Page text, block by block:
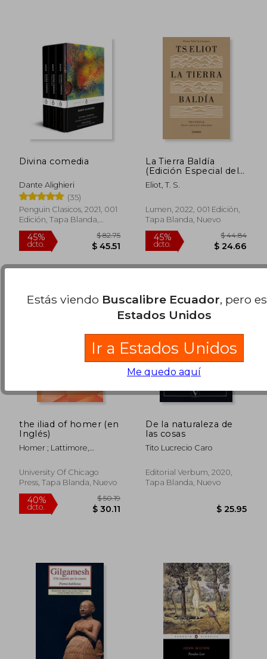
40%
dcto. $ 66.89 dcto.
45%
dcto. $ 36.60 $
Divina comedia
Dante Alighieri
(35)
Penguin Clasicos, 2021, 001
Edición, Tapa Blanda,
Nuevo
La Tierra Baldía
(Edición Especial del
Centenario)
Eliot, T. S.
Lumen, 2022, 001 Edición,
Tapa Blanda, Nuevo
the iliad of homer (en
Inglés)
Homer ; Lattimore,
P.
University Of Chicago
Press, Tapa Blanda, Nuevo
De la naturaleza de
las cosas
Tito Lucrecio Caro
Editorial Verbum, 2020,
Tapa Blanda, Nuevo
Estás viendo Buscalibre Ecuador, pero
Estados Unidos
Ir a Estados Unidos
Me quedo aquí